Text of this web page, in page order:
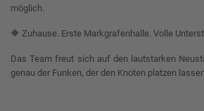
möglich.
🔶 Zuhause. Erste Markgrafenhalle. Volle
Das Team freut sich auf den lautstarken
genau der Funken, der den Knoten platzen